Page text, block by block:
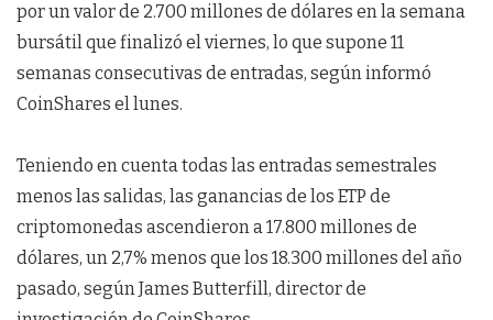
por un valor de 2.700 millones de dólares en la semana
bursátil que finalizó el viernes, lo que supone 11
semanas consecutivas de entradas, según informó
CoinShares el lunes.
Teniendo en cuenta todas las entradas semestrales
menos las salidas, las ganancias de los ETP de
criptomonedas ascendieron a 17.800 millones de
dólares, un 2,7% menos que los 18.300 millones del año
pasado, según James Butterfill, director de